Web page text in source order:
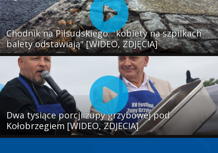
Chodnik na Piłsudskiego: "kobiety na szpilkach
balety odstawiają" [WIDEO, ZDJĘCIA]
Dwa tysiące porcji zupy grzybowej pod
Kołobrzegiem [WIDEO, ZDJECIA]